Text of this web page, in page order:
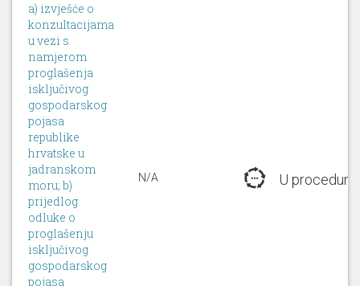
a) izvješće o
konzultacijama
u vezi s
namjerom
proglašenja
isključivog
gospodarskog
pojasa
republike
hrvatske u
jadranskom
moru; b)
prijedlog
odluke o
proglašenju
isključivog
gospodarskog
pojasa
N/A U proceduri